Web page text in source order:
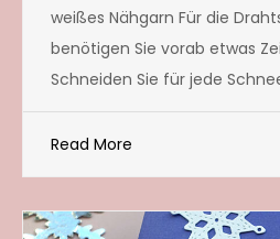
weißes Nähgarn Für die
benötigen Sie vorab etwas
Schneiden Sie für jede
Read More